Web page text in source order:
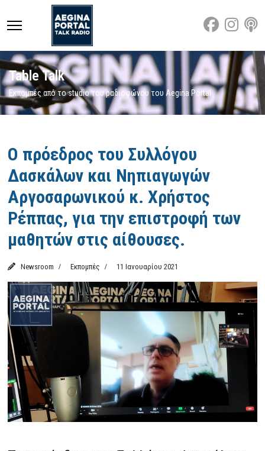
Table Talk
Εκπομπές από το studio του ραδιοφώνου του Aegina Portal
Ο πρόεδρος του Συλλόγου
Δασκάλων και Νηπιαγωγών
Αργοσαρωνικού κ. Χρήστος
Ρέππας, για την επιστροφή των
μαθητών στις αίθουσες.
Newsroom Εκπομπές 11 Ιανουαρίου 2021